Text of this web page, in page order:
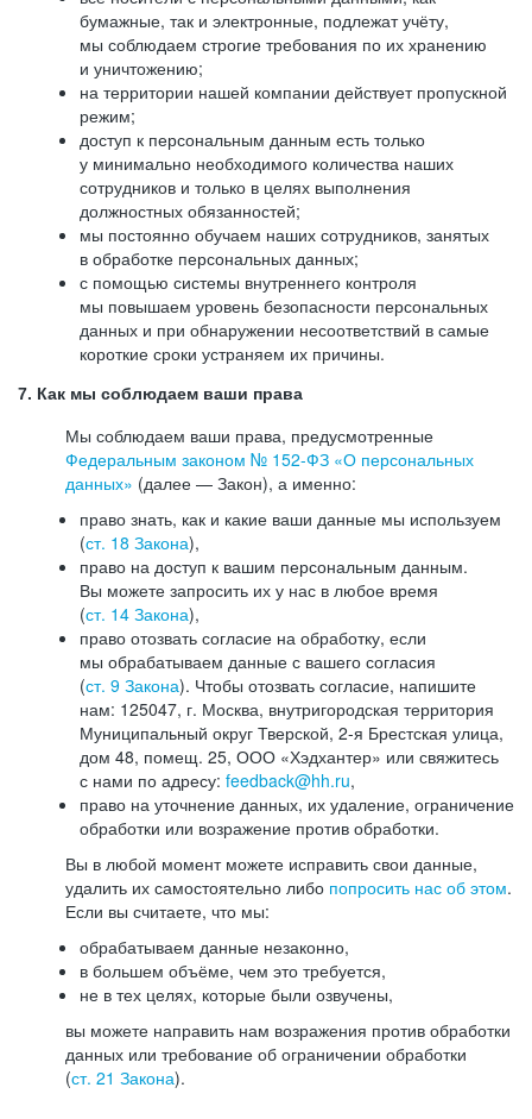
бумажные, так и электронные, подлежат учёту,
мы соблюдаем строгие требования по их хранению
и уничтожению;
на территории нашей компании действует пропускной
режим;
доступ к персональным данным есть только
у минимально необходимого количества наших
сотрудников и только в целях выполнения
должностных обязанностей;
мы постоянно обучаем наших сотрудников, занятых
в обработке персональных данных;
с помощью системы внутреннего контроля
мы повышаем уровень безопасности персональных
данных и при обнаружении несоответствий в самые
короткие сроки устраняем их причины.
7. Как мы соблюдаем ваши права
Мы соблюдаем ваши права, предусмотренные
Федеральным законом № 152-ФЗ «О персональных
данных» (далее — Закон), а именно:
право знать, как и какие ваши данные мы используем
(ст. 18 Закона),
право на доступ к вашим персональным данным.
Вы можете запросить их у нас в любое время
(ст. 14 Закона),
право отозвать согласие на обработку, если
мы обрабатываем данные с вашего согласия
(ст. 9 Закона). Чтобы отозвать согласие, напишите
нам: 125047, г. Москва, внутригородская территория
Муниципальный округ Тверской, 2-я Брестская улица,
дом 48, помещ. 25, ООО «Хэдхантер» или свяжитесь
с нами по адресу: feedback@hh.ru,
право на уточнение данных, их удаление, ограничение
обработки или возражение против обработки.
Вы в любой момент можете исправить свои данные,
удалить их самостоятельно либо попросить нас об этом.
Если вы считаете, что мы:
обрабатываем данные незаконно,
в большем объёме, чем это требуется,
не в тех целях, которые были озвучены,
вы можете направить нам возражения против обработки
данных или требование об ограничении обработки
(ст. 21 Закона).